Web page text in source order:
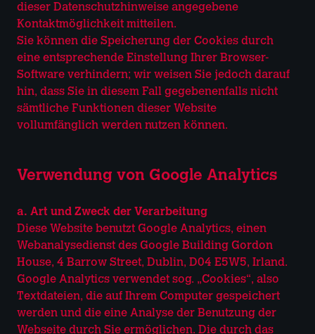
dieser Datenschutzhinweise angegebene
Kontaktmöglichkeit mitteilen.
Sie können die Speicherung der Cookies durch
eine entsprechende Einstellung Ihrer Browser-
Software verhindern; wir weisen Sie jedoch darauf
hin, dass Sie in diesem Fall gegebenenfalls nicht
sämtliche Funktionen dieser Website
vollumfänglich werden nutzen können.
Verwendung von Google Analytics
a. Art und Zweck der Verarbeitung
Diese Website benutzt Google Analytics, einen
Webanalysedienst des Google Building Gordon
House, 4 Barrow Street, Dublin, D04 E5W5, Irland.
Google Analytics verwendet sog. „Cookies“, also
Textdateien, die auf Ihrem Computer gespeichert
werden und die eine Analyse der Benutzung der
Webseite durch Sie ermöglichen. Die durch das